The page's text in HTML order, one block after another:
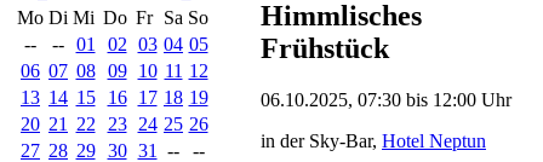
Mo Di Mi Do Fr Sa So
--
-- 01 02 03 04 05
06 07 08 09 10 11 12
13 14 15 16 17 18 19
20 21 22 23 24 25 26
27 28 29 30 31 --
--
Himmlisches
Frühstück
06.10.2025, 07:30 bis 12:00 Uhr
in der Sky-Bar, Hotel Neptun